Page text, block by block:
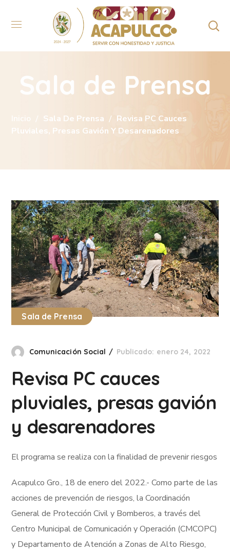
Sala de Prensa
Inicio Sala De Prensa
Revisa PC Cauces
Pluviales, Presas Gavión Y Desarenadores
Sala de Prensa
Comunicación Social Publicado: enero 24, 2022
Revisa PC cauces
pluviales, presas gavión
y desarenadores
El programa se realiza con la finalidad de prevenir riesgos
Acapulco Gro., 18 de enero del 2022.- Como parte de las
acciones de prevención de riesgos, la Coordinación
General de Protección Civil y Bomberos, a través del
Centro Municipal de Comunicación y Operación (CMCOPC)
y Departamento de Atención a Zonas de Alto Riesgo,